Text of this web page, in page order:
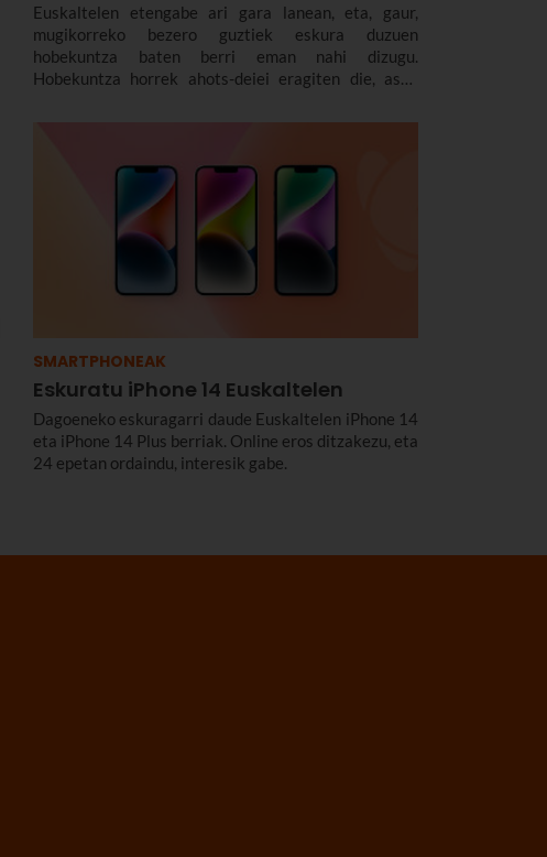
Euskaltelen etengabe ari gara lanean, eta, gaur,
mugikorreko bezero guztiek eskura duzuen
hobekuntza baten berri eman nahi dizugu.
Hobekuntza horrek ahots-deiei eragiten die, asko
handiagoa izango dute.nnEta hori guztia VoLTEri
Eta, orain, milaka dei arazorik gabe egin ondoren,
azaldu nahi dizugu zer den eta zergatik den
onuragarria zuretzat.
SMARTPHONEAK
Eskuratu iPhone 14 Euskaltelen
Dagoeneko eskuragarri daude Euskaltelen iPhone 14
eta iPhone 14 Plus berriak. Online eros ditzakezu, eta
24 epetan ordaindu, interesik gabe.